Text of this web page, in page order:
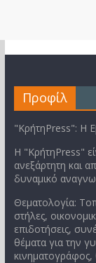
Προφίλ
"ΚρήτηPress": Η
Η "ΚρήτηPress"
ανεξάρτητη και
δυναμικό
Θεματολογία:
στήλες,
επιδοτήσεις,
θέματα για την
κινηματογράφος,